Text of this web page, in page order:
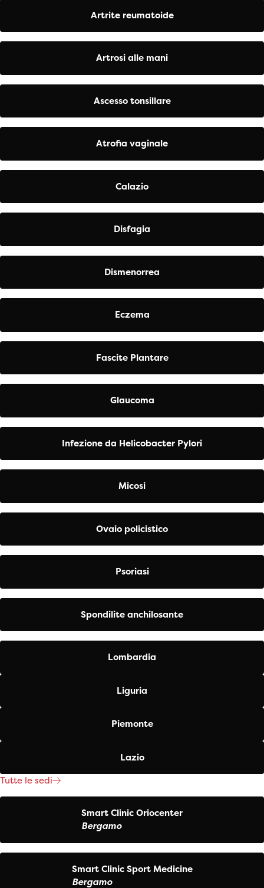
Artrite reumatoide
Artrosi alle mani
Ascesso tonsillare
Atrofia vaginale
Calazio
Disfagia
Dismenorrea
Eczema
Fascite Plantare
Glaucoma
Infezione da Helicobacter Pylori
Micosi
Ovaio policistico
Psoriasi
Spondilite anchilosante
Lombardia
Liguria
Piemonte
Lazio
Tutte le sedi
Smart Clinic Oriocenter
Bergamo
Smart Clinic Sport Medicine
Bergamo